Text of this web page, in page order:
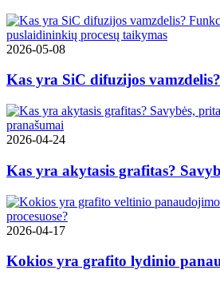
2026-05-08
Kas yra SiC difuzijos
2026-04-24
Kas yra akytasis grafitas?
2026-04-17
Kokios yra grafito lydinio